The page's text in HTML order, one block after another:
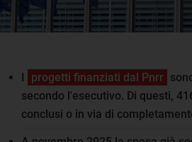
I progetti finanziati dal Pnrr
secondo l'esecutivo. Di questi,
conclusi o in via di